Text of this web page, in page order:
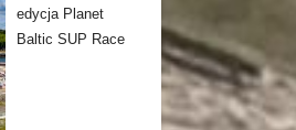
edycja Planet
Baltic SUP Race